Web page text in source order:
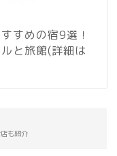
すめの宿9選！
と旅館(詳細は
も紹介